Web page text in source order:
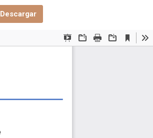
DescargarDescargar PDF